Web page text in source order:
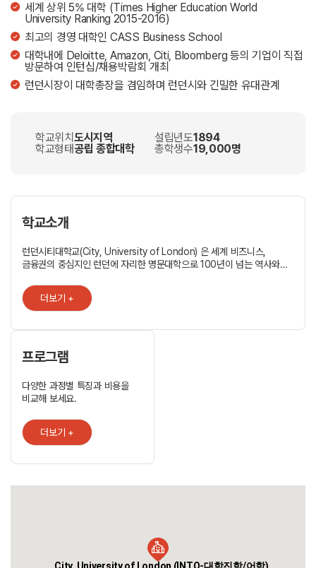
세계 상위 5% 대학 (Times Higher Education World
University Ranking 2015-2016)
최고의 경영 대학인 CASS Business School
대학내에 Deloitte, Amazon, Citi, Bloomberg 등의 기업이 직접
방문하여 인턴십/채용박람회 개최
런던시장이 대학총장을 겸임하며 런던시와 긴밀한 유대관계
학교위치 도시지역 설립년도1894
학교형태공립 종합대학 총학생수19,000명
학교소개
런던시티대학교(City, University of London) 은 세계 비즈니스,
금융권의 중심지인 런던에 자리한 명문대학으로 100년이 넘는 역사와
School 과 예술경영 분야에서 많은 전문가 및 실무자를 배출하였습니다.
. Cass Business School 성공적으로 마치면 회계사 시험 등에서
시험과목 일부 면제 . Communication and Media Studies 영국 5위
(QS World Rankings by Subject 2016) . Sir John Cass Business
Ranking 2016) . Accounting and Finance 영국 13위 (Guardian
University Guide 2016) . Economics and Econometrics 영국
16위 (QS World Rankings by Subject 2016)
더보기 +
프로그램
다양한 과정별 특징과 비용을
비교해 보세요.
더보기 +